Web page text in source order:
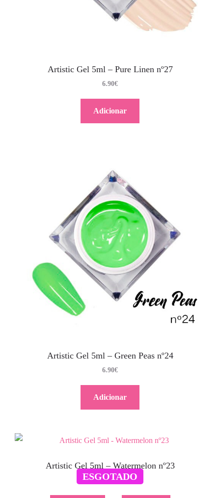
Artistic Gel 5ml – Pure Linen nº27
6.90€
Adicionar
Artistic Gel 5ml – Green Peas nº24
6.90€
Adicionar
ESGOTADO
Artistic Gel 5ml – Watermelon nº23
6.90€